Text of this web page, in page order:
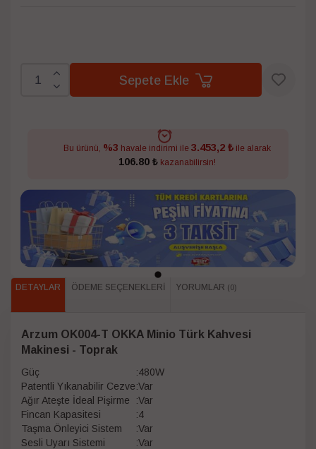
Sepete Ekle
Bu ürünü, %3 havale indirimi ile 3.453,2 ₺ile alarak
106.80 ₺kazanabilirsin!
DETAYLAR ÖDEME SEÇENEKLERI YORUMLAR (0)
Arzum OK004-T OKKA Minio Türk Kahvesi
Makinesi - Toprak
Güç :480W
Patentli Yıkanabilir Cezve:Var
Ağır Ateşte İdeal Pişirme
:Var
Fincan Kapasitesi
:4
Taşma Önleyici Sistem
:Var
Sesli Uyarı Sistemi
:Var